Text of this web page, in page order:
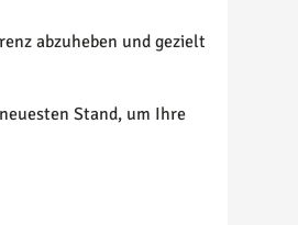
abzuheben und gezielt
Stand, um Ihre